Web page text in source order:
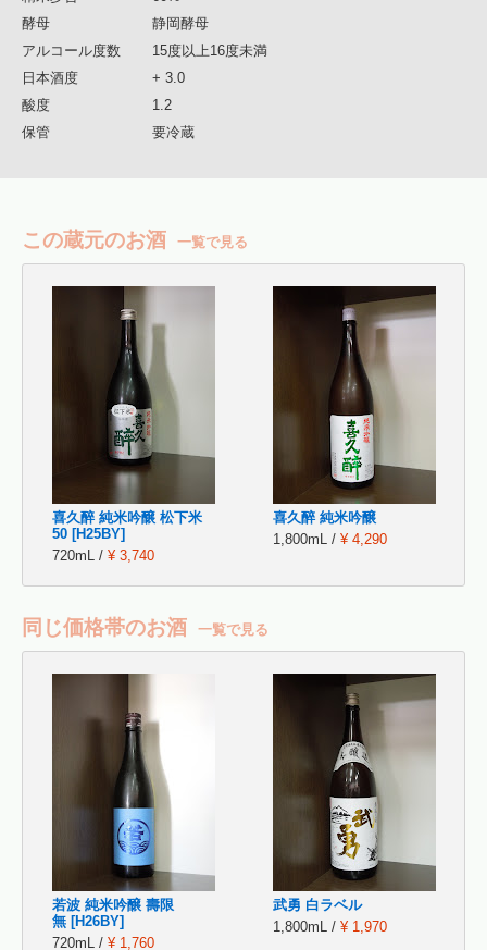
酵母
静岡酵母
アルコール度数
15度以上16度未満
日本酒度
+ 3.0
酸度
1.2
保管
要冷蔵
この蔵元のお酒 一覧で見る
喜久醉 純米吟醸 松下米
50 [H25BY]
720mL / ¥ 3,740
喜久醉 純米吟醸
1,800mL / ¥ 4,290
同じ価格帯のお酒 一覧で見る
若波 純米吟醸 壽限
無 [H26BY]
720mL / ¥ 1,760
武勇 白ラベル
1,800mL / ¥ 1,970